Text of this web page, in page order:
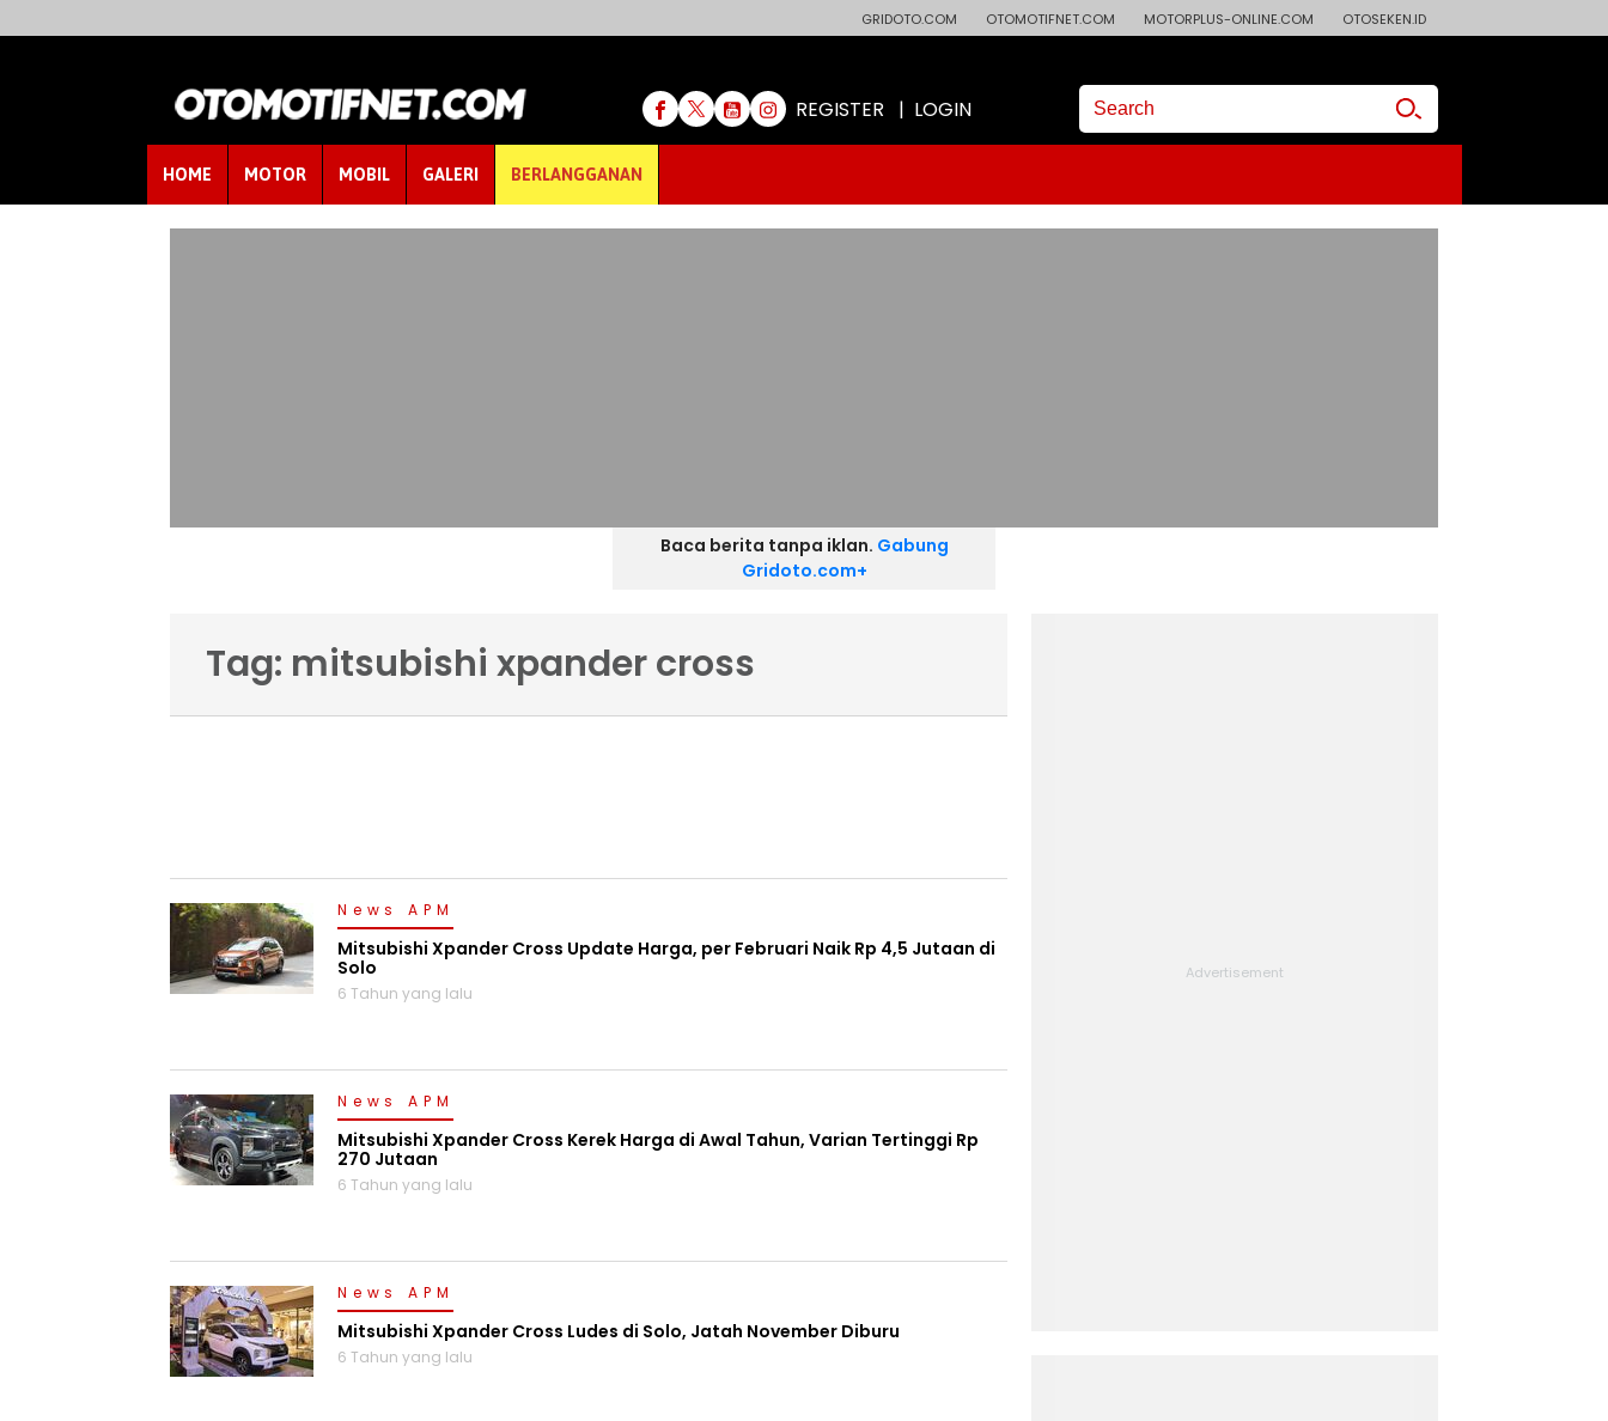
GRIDOTO.COM OTOMOTIFNET.COM MOTORPLUS-ONLINE.COM OTOSEKEN.ID
REGISTER | LOGIN
HOME MOTOR MOBIL GALERI BERLANGGANAN
Baca berita tanpa iklan. Gabung
Gridoto.com+
Tag: mitsubishi xpander cross
News APM
Mitsubishi Xpander Cross Update Harga, per Februari Naik Rp 4,5 Jutaan di
Solo
6 Tahun yang lalu
News APM
Mitsubishi Xpander Cross Kerek Harga di Awal Tahun, Varian Tertinggi Rp
270 Jutaan
6 Tahun yang lalu
News APM
Mitsubishi Xpander Cross Ludes di Solo, Jatah November Diburu
6 Tahun yang lalu